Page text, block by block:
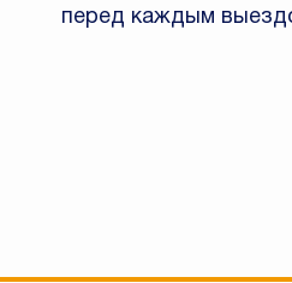
перед каждым